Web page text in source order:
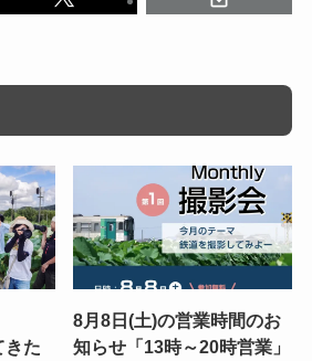
きた
8月8日(土)の営業時間のお
知らせ「13時～20時営業」